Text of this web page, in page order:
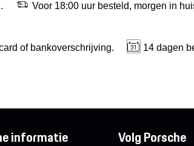
Voor 18:00 uur besteld, morgen in
of bankoverschrijving. 14 dagen
informatie Volg Porsche